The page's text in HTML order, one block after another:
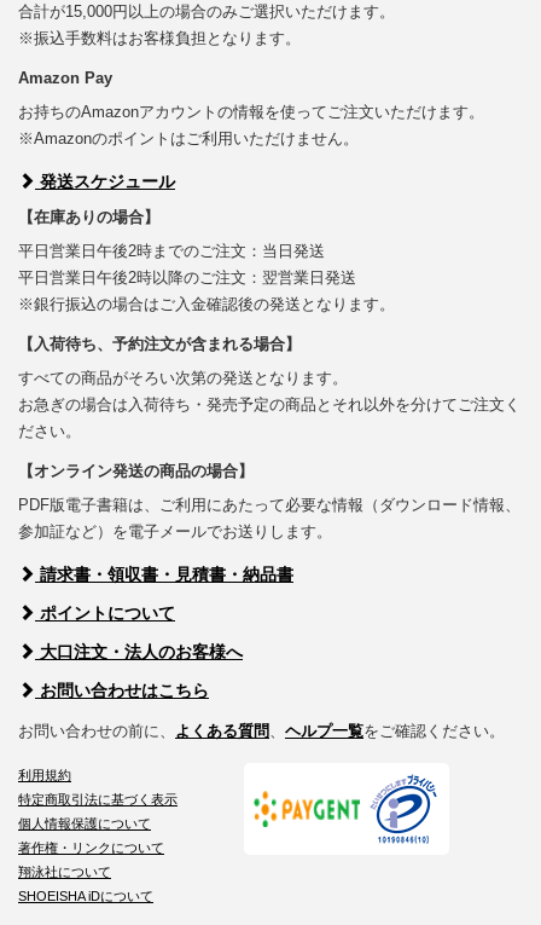
合計が15,000円以上の場合のみご選択いただけます。
※振込手数料はお客様負担となります。
Amazon Pay
お持ちのAmazonアカウントの情報を使ってご注文いただけます。
※Amazonのポイントはご利用いただけません。
発送スケジュール
【在庫ありの場合】
平日営業日午後2時までのご注文：当日発送
平日営業日午後2時以降のご注文：翌営業日発送
※銀行振込の場合はご入金確認後の発送となります。
【入荷待ち、予約注文が含まれる場合】
すべての商品がそろい次第の発送となります。
お急ぎの場合は入荷待ち・発売予定の商品とそれ以外を分けてご注文く
ださい。
【オンライン発送の商品の場合】
PDF版電子書籍は、ご利用にあたって必要な情報（ダウンロード情報、
参加証など）を電子メールでお送りします。
請求書・領収書・見積書・納品書
ポイントについて
大口注文・法人のお客様へ
お問い合わせはこちら
お問い合わせの前に、 よくある質問 ヘルプ一覧をご確認ください。
利用規約
特定商取引法に基づく表示
個人情報保護について
著作権・リンクについて
翔泳社について
SHOEISHA iDについて